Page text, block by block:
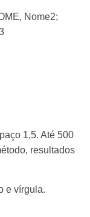
Nome2;
1,5. Até 500
resultados
e vírgula.